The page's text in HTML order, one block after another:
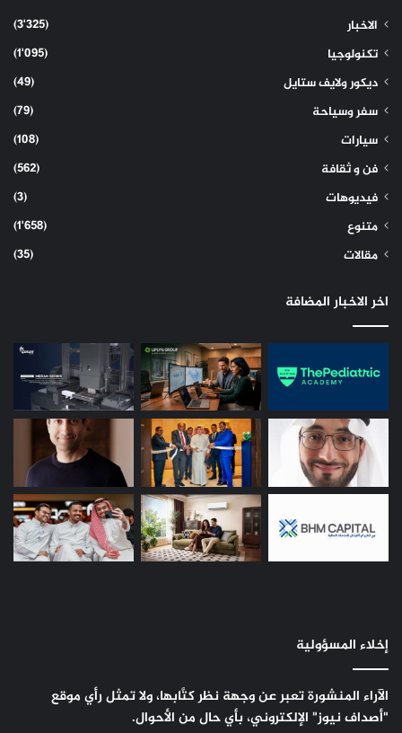
الاخبار
(3٬325)
تكنولوجيا
(1٬095)
ديكور ولايف ستايل
(49)
سفر وسياحة
(79)
سيارات
(108)
فن و ثقافة
(562)
فيديوهات
(3)
متنوع
(1٬658)
مقالات
(35)
اخر الاخبار المضافة
إخلاء المسؤولية
الآراء المنشورة تعبر عن وجهة نظر كتَّابها، ولا تمثل رأي موقع
"أصداف نيوز" الإلكتروني، بأي حال من الأحوال.